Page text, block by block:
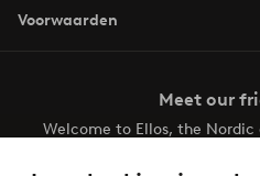
Voorwaarden
Meet our
Welcome to Ellos, the